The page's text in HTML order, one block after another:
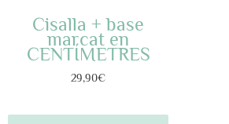
Cisalla + base
marcat en
CENTÍMETRES
29,90€